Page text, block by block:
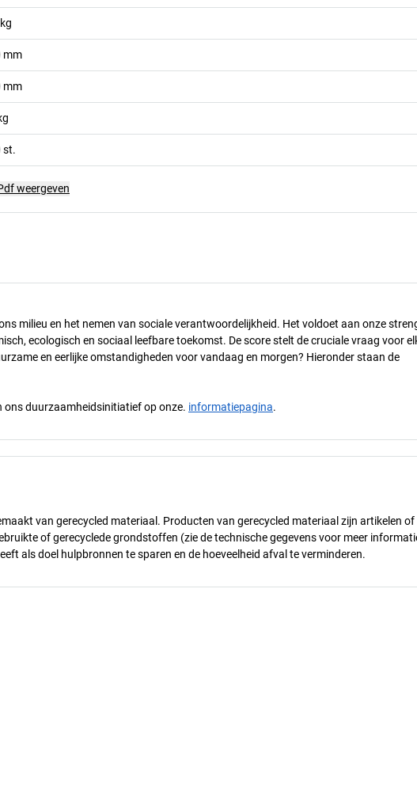
kg
mm
mm
st.
weergeven
milieu en het nemen van sociale verantwoordelijkheid. Het voldoet aan onze
ecologisch en sociaal leefbare toekomst. De score stelt de cruciale vraag voor
en eerlijke omstandigheden voor vandaag en morgen? Hieronder staan de
ons duurzaamheidsinitiatief op onze. informatiepagina.
van gerecycled materiaal. Producten van gerecycled materiaal zijn artikelen of
of gerecyclede grondstoffen (zie de technische gegevens voor meer
als doel hulpbronnen te sparen en de hoeveelheid afval te verminderen.